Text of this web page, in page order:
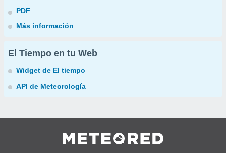
PDF
Más información
El Tiempo en tu Web
Widget de El tiempo
API de Meteorología